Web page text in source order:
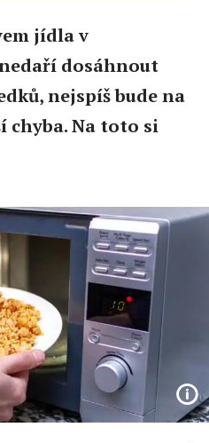
jídla v
dosáhnout
nejspíš bude na
chyba. Na toto si